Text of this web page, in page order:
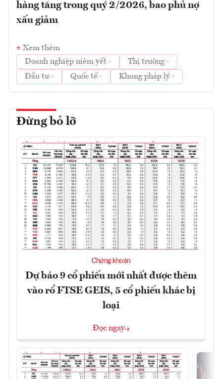
hàng tăng trong quý 2/2026, bao phủ nợ
xấu giảm
Xem thêm
Doanh nghiệp niêm yết
Thị trường
Đầu tư
Quốc tế Khung pháp lý
Đừng bỏ lỡ
Chứng khoán
Dự báo 9 cổ phiếu mới nhất được thêm
vào rổ FTSE GEIS, 5 cổ phiếu khác bị
loại
Đọc ngay